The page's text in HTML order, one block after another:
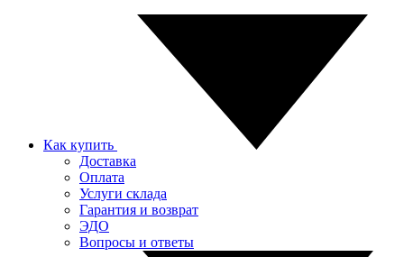
Как купить
Доставка
Оплата
Услуги склада
Гарантия и возврат
ЭДО
Вопросы и ответы